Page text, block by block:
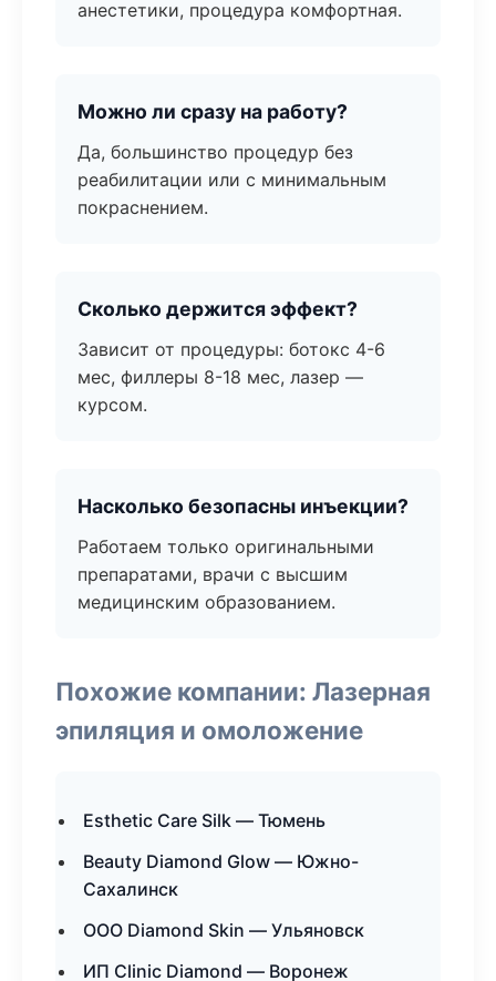
анестетики, процедура комфортная.
Можно ли сразу на работу?
Да, большинство процедур без
реабилитации или с минимальным
покраснением.
Сколько держится эффект?
Зависит от процедуры: ботокс 4-6
мес, филлеры 8-18 мес, лазер —
курсом.
Насколько безопасны инъекции?
Работаем только оригинальными
препаратами, врачи с высшим
медицинским образованием.
Похожие компании: Лазерная
эпиляция и омоложение
Esthetic Care Silk — Тюмень
Beauty Diamond Glow — Южно-
Сахалинск
ООО Diamond Skin — Ульяновск
ИП Clinic Diamond — Воронеж